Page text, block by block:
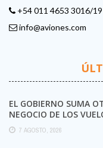
+54 011 4653 3016/19
info@aviones.com
EL GOBIERNO SUMA
NEGOCIO DE LOS
7 AGOSTO, 2026